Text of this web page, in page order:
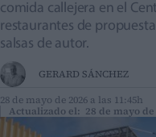
comida callejera en el
restaurantes de
salsas de autor.
GERARD SÁNCHEZ
28 de mayo de 2026 a las 11:45h
Actualizado el: 28 de mayo de